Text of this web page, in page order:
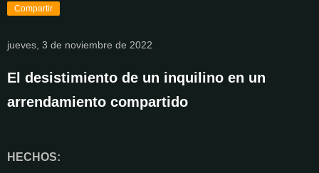
Compartir
jueves, 3 de noviembre de 2022
El desistimiento de un inquilino en un
arrendamiento compartido
HECHOS: